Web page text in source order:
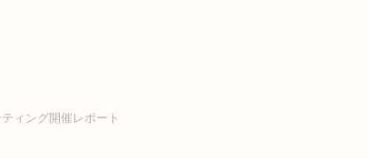
ィング開催レポート